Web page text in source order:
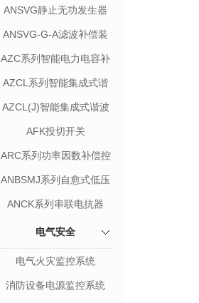
ANSVG静止无功发生器
ANSVG-G-A滤波补偿装
置
AZC系列智能电力电容补
偿装置
AZCL系列智能集成式谐
波抑制电力电容补偿装置
AZCL(J)智能集成式谐波
抑制电力电容补偿装置
AFK投切开关
ARC系列功率因数补偿控
制器
ANBSMJ系列自愈式低压
井联电容器
ANCK系列串联电抗器
电气安全
电气火灾监控系统
消防设备电源监控系统